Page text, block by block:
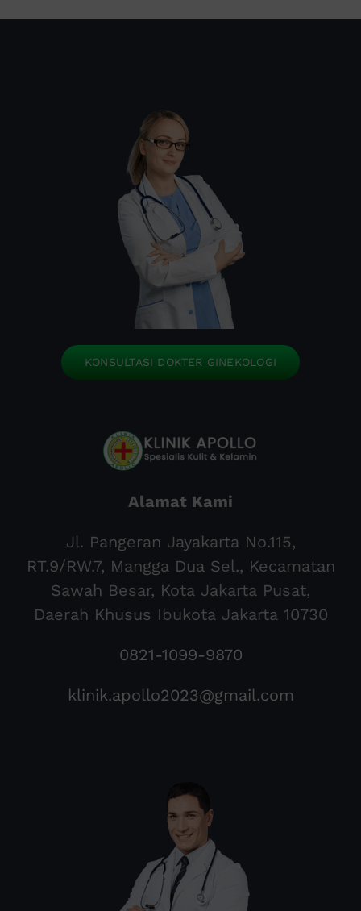
KONSULTASI DOKTER GINEKOLOGI
Alamat Kami
Jl. Pangeran Jayakarta No.115,
RT.9/RW.7, Mangga Dua Sel., Kecamatan
Sawah Besar, Kota Jakarta Pusat,
Daerah Khusus Ibukota Jakarta 10730
0821-1099-9870
klinik.apollo2023@gmail.com